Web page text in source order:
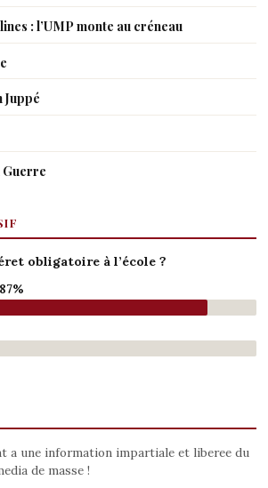
: l’UMP monte au créneau
Juppé
obligatoire à l’école ?
a une information impartiale et liberee du
de masse !